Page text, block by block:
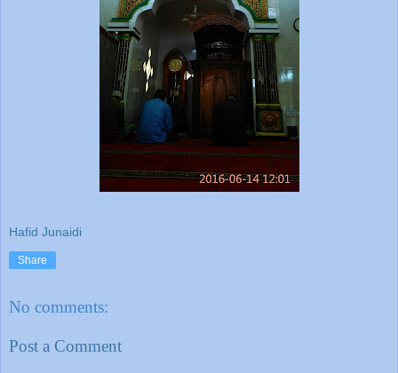
Hafid Junaidi
Share
No comments:
Post a Comment